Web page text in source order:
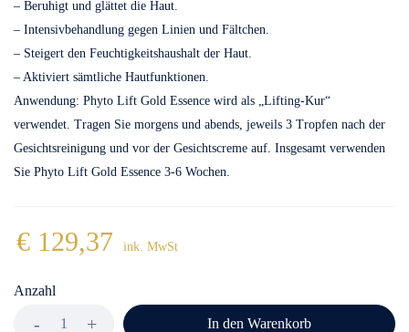
– Beruhigt und glättet die Haut.
– Intensivbehandlung gegen Linien und Fältchen.
– Steigert den Feuchtigkeitshaushalt der Haut.
– Aktiviert sämtliche Hautfunktionen.
Anwendung: Phyto Lift Gold Essence wird als „Lifting-Kur“
verwendet. Tragen Sie morgens und abends, jeweils 3 Tropfen nach der
Gesichtsreinigung und vor der Gesichtscreme auf. Insgesamt verwenden
Sie Phyto Lift Gold Essence 3-6 Wochen.
€ 129,37 ink. MwSt
Anzahl
In den Warenkorb